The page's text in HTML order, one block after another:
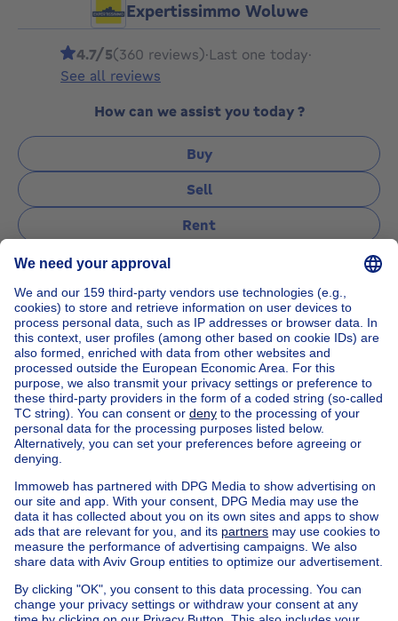
Expertissimmo Woluwe
4.7/5(360 reviews)·Last one today·
See all reviews
How can we assist you today ?
Buy
Sell
Rent
Ask a question
Home
Real estate agencies
Real estate agencies in Woluwe-st-lambert
Expertissimmo Woluwe
House out of BelgiumHouse for sale France
House for sale Spain
House for sale Italy
House for sale Luxembourg
House for sale Netherlands
Our cheap propertiesCheap houses for sale
Cheap apartments for rent